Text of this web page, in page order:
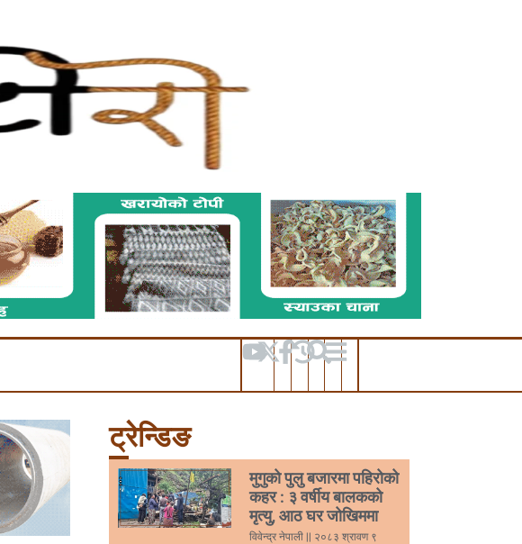
ट्रेन्डिङ
मुगुको पुलु बजारमा पहिरोको
कहर : ३ वर्षीय बालकको
मृत्यु, आठ घर जोखिममा
विवेन्द्र नेपाली २०८३ श्रावण ९